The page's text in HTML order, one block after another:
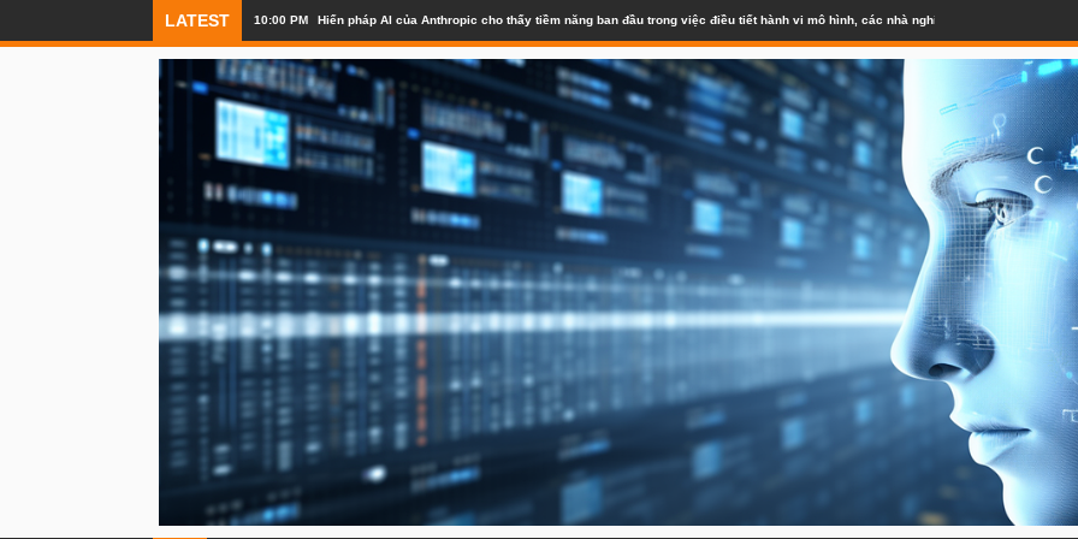
LATEST 10:00 PM Hiến pháp AI của Anthropic cho thấy tiềm năng ban đầu trong việc điều tiết hành vi mô hình, các nhà nghiên cứu cho biết |